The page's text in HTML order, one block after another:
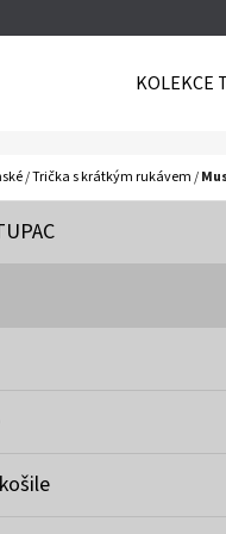
KOLEKCE
/Trička s krátkým rukávem/